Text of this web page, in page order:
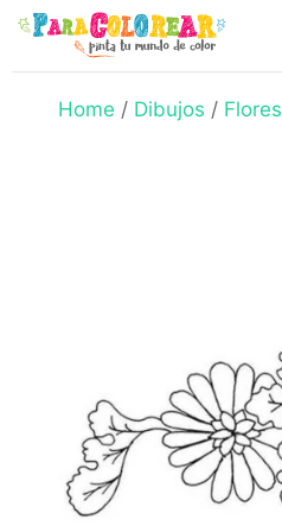
Home / Dibujos / Flores